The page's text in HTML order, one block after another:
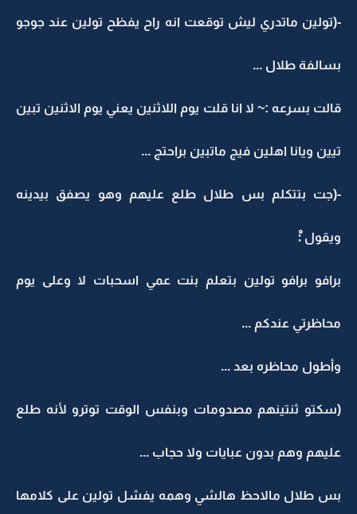
-(تولين ماتدري ليش توقعت انه راح يفظح تولين عند جوجو
بسالفة طلال ...
قالت بسرعه :~ لا انا قلت يوم اللاثنين يعني يوم الاثنين تبين
تيين ويانا اهلين فيج ماتبين براحتج ...
-(جت بتتكلم بس طلال طلع عليهم وهو يصفق بيدينه
ويقول :ْ
برافو برافو تولين بتعلم بنت عمي اسحبات لا وعلى يوم
محاظرتي عندكم ...
وأطول محاظره بعد ...
(سكتو ثنتينهم مصدومات وبنفس الوقت توترو لأنه طلع
عليهم وهم بدون عبايات ولا حجاب ...
بس طلال مالاحظ هالشي وهمه يفشل تولين على كلامها